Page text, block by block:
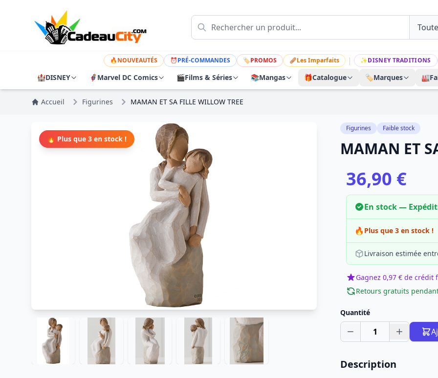
🔥NOUVEAUTÉS ⏰PRÉ-COMMANDES 🏷PROMOS 🩹Les Imparfaits | ✨DISNEY TRADITIONS
🏰DISNEY 🦸 Marvel DC Comics 🎬Films & Séries 📚Mangas 🎁Catalogue 🏷️Marques 🏭
Accueil Figurines MAMAN ET SA FILLE WILLOW TREE
🔥 Plus que 3 en stock !
Figurines Faible stock
MAMAN ET
36,90 €
En stock —
🔥 Plus que 3 en stock !
Livraison estimée
Gagnez 0,97 € de crédit
Retours gratuits
Quantité
1
Description